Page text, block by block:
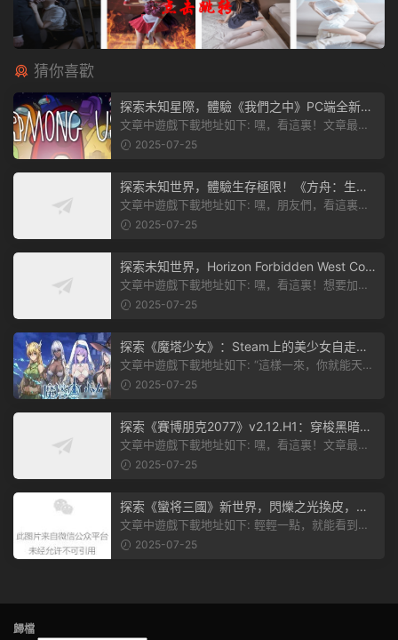
猜你喜歡
探索未知星際，體驗《我們之中》PC端全新版
本
文章中遊戲下載地址如下: 嘿，看這裏！文章最後
有個圖片，點一下就能加入我們遊...
2025-07-25
探索未知世界，體驗生存極限！《方舟：生存
飛升》v38.9中文版全新升級！
文章中遊戲下載地址如下: 嘿，朋友們，看這裏！
《方舟：生存飛升》這個遊戲超火...
2025-07-25
探索未知世界，Horizon Forbidden West Com
plete Edition正式發布！
文章中遊戲下載地址如下: 嘿，看這裏！想要加入
遊戲資源分享群，就點文章最後那...
2025-07-25
探索《魔塔少女》：Steam上的美少女自走
棋，戰鬥與策略的雙重盛宴！
文章中遊戲下載地址如下: “這樣一來，你就能天天
2025-07-25
探索《賽博朋克2077》v2.12.H1：穿梭黑暗都
市，感受未來世界的震撼
文章中遊戲下載地址如下: 嘿，看這裏！文章最後
有個圖片，點一下就能加入我們的...
2025-07-25
探索《蠻将三國》新世界，閃爍之光換皮，共
赴手遊盛宴！
文章中遊戲下載地址如下: 輕輕一點，就能看到原
文。 滑動一下屏幕，就能看到...
2025-07-25
歸檔